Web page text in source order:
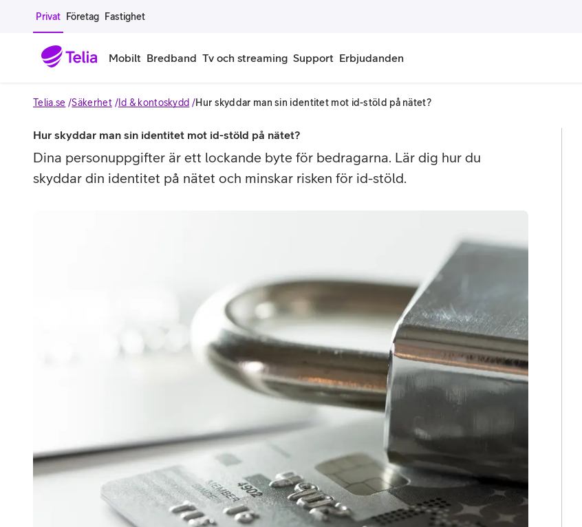
Gå till sidans innehåll
Privat Företag Fastighet
Mobilt
Mobiltelefoner
iPhone
Samsung Galaxy
Mobilabonnemang
Familjeabonnemang
Registrera kontantkort
Smartwatches
Samsung Galaxy Watch
Surfplattor
4G/5G Surfplattor
Wifi Surfplattor
Bredband Tv och streaming Support Erbjudanden
Telia.se Säkerhet Id & kontoskydd Hur skyddar man sin identitet mot id-stöld på nätet?
Hur skyddar man sin identitet mot id-stöld på nätet?
Dina personuppgifter är ett lockande byte för bedragarna. Lär dig hur du
skyddar din identitet på nätet och minskar risken för id-stöld.